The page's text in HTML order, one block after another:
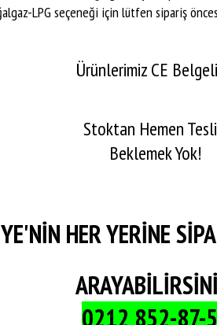
LPG seçeneği için lütfen sipariş
Ürünlerimiz CE
Stoktan Hemen
Beklemek Yok!
HER YERİNE
0212 852-87-